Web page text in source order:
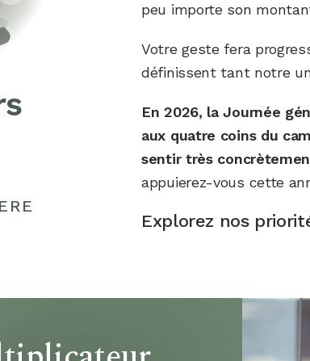
peu importe son
Votre geste fera
définissent tant notre
En 2026, la Journée
aux quatre coins du
sentir très
appuierez-vous cette
Explorez nos